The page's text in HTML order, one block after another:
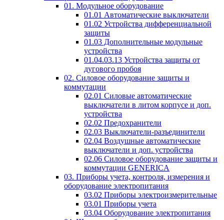
01. Модульное оборудование
01.01 Автоматические выключатели
01.02 Устройства дифференциальной
защиты
01.03 Дополнительные модульные
устройства
01.04.03.13 Устройства защиты от
дугового пробоя
02. Силовое оборудование защиты и
коммутации
02.01 Силовые автоматические
выключатели в литом корпусе и доп.
устройства
02.02 Предохранители
02.03 Выключатели-разъединители
02.04 Воздушные автоматические
выключатели и доп. устройства
02.06 Силовое оборудование защиты и
коммутации GENERICA
03. Приборы учета, контроля, измерения и
оборудование электропитания
03.02 Приборы электроизмерительные
03.01 Приборы учета
03.04 Оборудование электропитания